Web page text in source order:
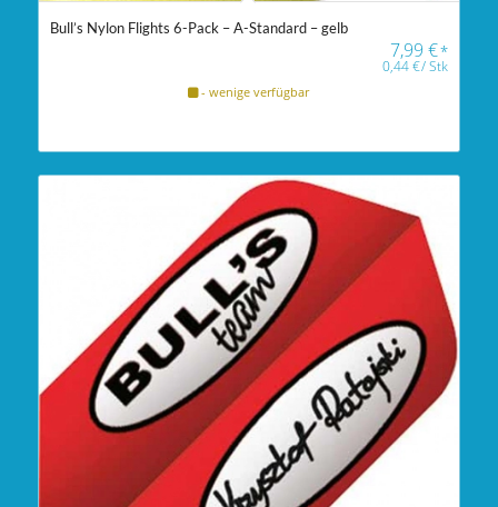
Bull’s Nylon Flights 6-Pack – A-Standard – gelb
7,99€*
0,44€/Stk
- wenige verfügbar